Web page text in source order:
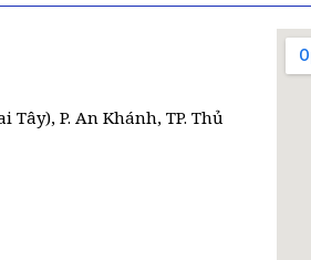
Tây), P. An Khánh, TP. Thủ